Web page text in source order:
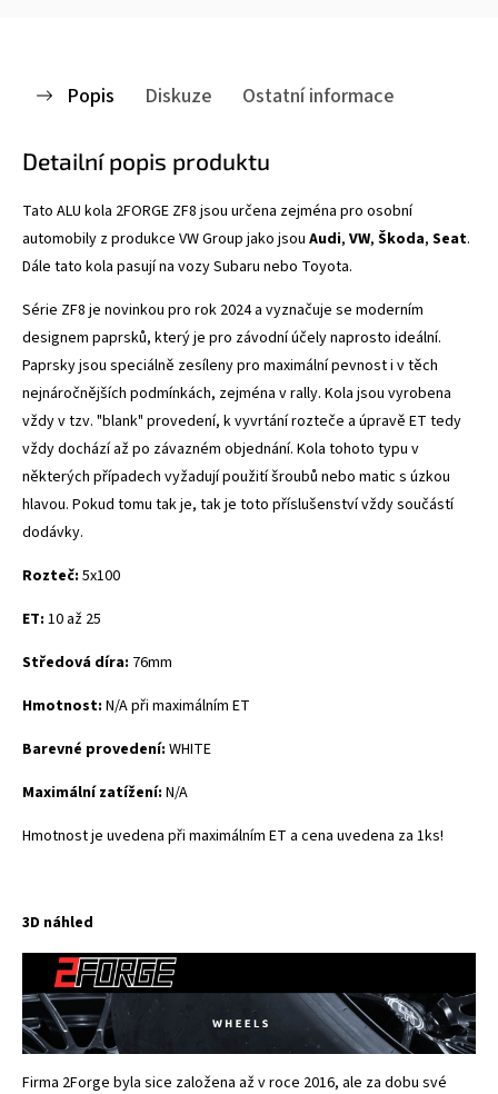
Popis Diskuze Ostatní informace
Detailní popis produktu
Tato ALU kola 2FORGE ZF8 jsou určena zejména pro osobní
automobily z produkce VW Group jako jsou Audi, VW, Škoda, Seat.
Dále tato kola pasují na vozy Subaru nebo Toyota.
Série ZF8 je novinkou pro rok 2024 a vyznačuje se moderním
designem paprsků, který je pro závodní účely naprosto ideální.
Paprsky jsou speciálně zesíleny pro maximální pevnost i v těch
nejnáročnějších podmínkách, zejména v rally. Kola jsou vyrobena
vždy v tzv. "blank" provedení, k vyvrtání rozteče a úpravě ET tedy
vždy dochází až po závazném objednání. Kola tohoto typu v
některých případech vyžadují použití šroubů nebo matic s úzkou
hlavou. Pokud tomu tak je, tak je toto příslušenství vždy součástí
dodávky.
Rozteč: 5x100
ET: 10 až 25
Středová díra: 76mm
Hmotnost: N/A při maximálním ET
Barevné provedení: WHITE
Maximální zatížení: N/A
Hmotnost je uvedena při maximálním ET a cena uvedena za 1ks!
3D náhled
Firma 2Forge byla sice založena až v roce 2016, ale za dobu své